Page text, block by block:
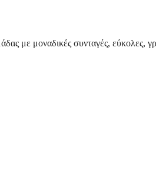
με μοναδικές συνταγές, εύκολες,